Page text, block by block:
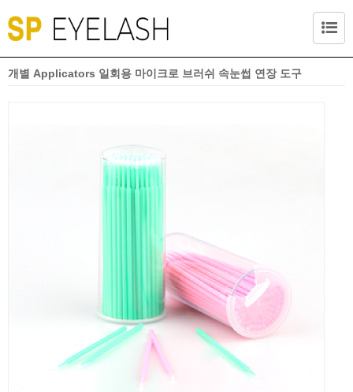
개별 Applicators 일회용 마이크로 브러쉬 속눈썹 연장 도구